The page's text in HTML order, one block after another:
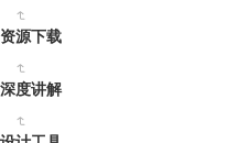
资源下载
深度讲解